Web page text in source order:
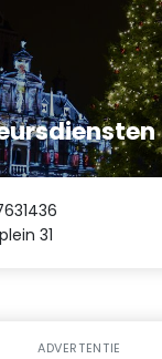
31
ADVERTENTIE